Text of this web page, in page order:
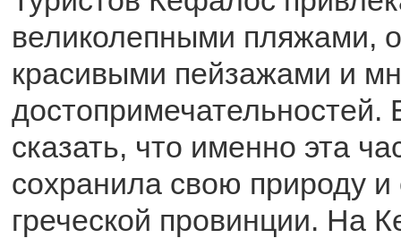
великолепными пляжами,
красивыми пейзажами и
достопримечательностей.
сказать, что именно эта
сохранила свою природу
греческой провинции. На